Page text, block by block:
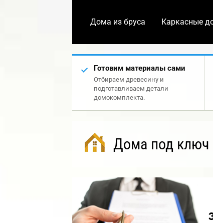
Дома из бруса Каркасные
Готовим материалы сами
Отбираем древесину и
подготавливаем детали
домокомплекта.
Дома под ключ